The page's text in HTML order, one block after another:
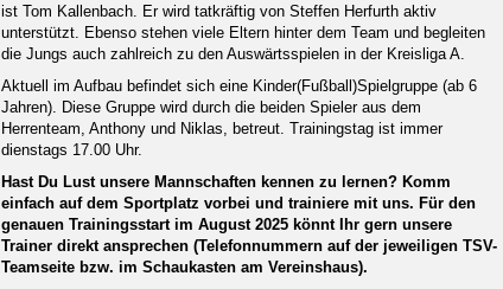
ist Tom Kallenbach. Er wird tatkräftig von Steffen Herfurth aktiv
unterstützt. Ebenso stehen viele Eltern hinter dem Team und begleiten
die Jungs auch zahlreich zu den Auswärtsspielen in der Kreisliga A.
Aktuell im Aufbau befindet sich eine Kinder(Fußball)Spielgruppe (ab 6
Jahren). Diese Gruppe wird durch die beiden Spieler aus dem
Herrenteam, Anthony und Niklas, betreut. Trainingstag ist immer
dienstags 17.00 Uhr.
Hast Du Lust unsere Mannschaften kennen zu lernen? Komm
einfach auf dem Sportplatz vorbei und trainiere mit uns. Für den
genauen Trainingsstart im August 2025 könnt Ihr gern unsere
Trainer direkt ansprechen (Telefonnummern auf der jeweiligen TSV-
Teamseite bzw. im Schaukasten am Vereinshaus).